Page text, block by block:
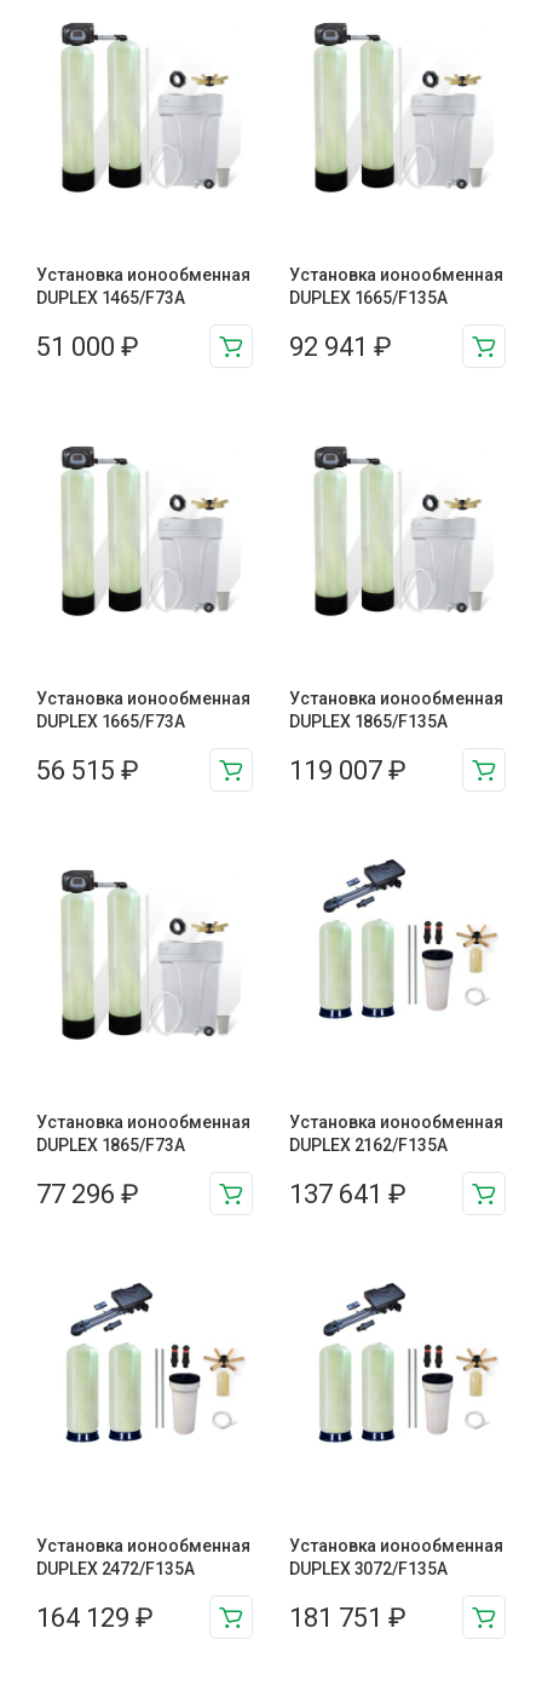
Установка ионообменная
DUPLEX 1465/F73A
51 000 ₽
Установка ионообменная
DUPLEX 1665/F135A
92 941 ₽
Установка ионообменная
DUPLEX 1665/F73A
56 515 ₽
Установка ионообменная
DUPLEX 1865/F135A
119 007 ₽
Установка ионообменная
DUPLEX 1865/F73A
77 296 ₽
Установка ионообменная
DUPLEX 2162/F135A
137 641 ₽
Установка ионообменная
DUPLEX 2472/F135A
164 129 ₽
Установка ионообменная
DUPLEX 3072/F135A
181 751 ₽